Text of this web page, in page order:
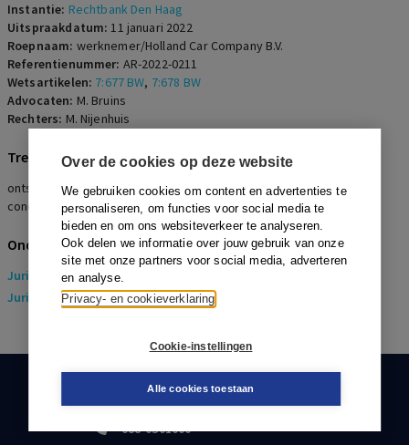
Over de cookies op deze website
We gebruiken cookies om content en advertenties te
personaliseren, om functies voor social media te
bieden en om ons websiteverkeer te analyseren.
Ook delen we informatie over jouw gebruik van onze
site met onze partners voor social media, adverteren
en analyse.
Privacy- en cookieverklaring
Cookie-instellingen
Alle cookies toestaan
Instantie: Rechtbank Den Haag
Uitspraakdatum:11 januari 2022
Roepnaam: werknemer/Holland Car Company B.V.
Referentienummer: AR-2022-0211
Wetsartikelen: 7:677 BW, 7:678 BW
Advocaten: M. Bruins
Rechters: M. Nijenhuis
Trefwoorden
ontslag op staande voet, dringende reden, privacy, telefoontap,
concurrentie, g-grond, verkoop, AVG
Onderwerpen
Juridisch> Arbeidsrecht
Juridisch> Sociaal Zekerheidsrecht
KLANTENSERVICE
088-0301000